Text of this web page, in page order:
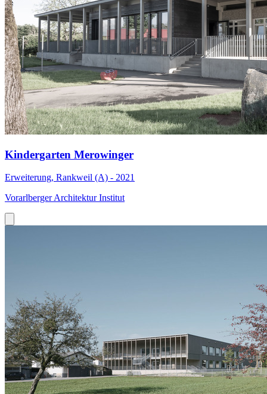
Kindergarten Merowinger
Erweiterung, Rankweil (A) - 2021
Vorarlberger Architektur Institut